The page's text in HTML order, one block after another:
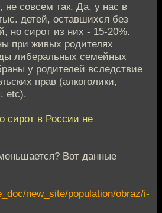
не совсем так. Да, у нас в
детей, оставшихся без
но сирот из них - 15-20%.
при живых родителях
либеральных семейных
у родителей вследствие
прав (алкоголики,
etc).
сирот в России не
Вот данные
new_site/population/obraz/i-